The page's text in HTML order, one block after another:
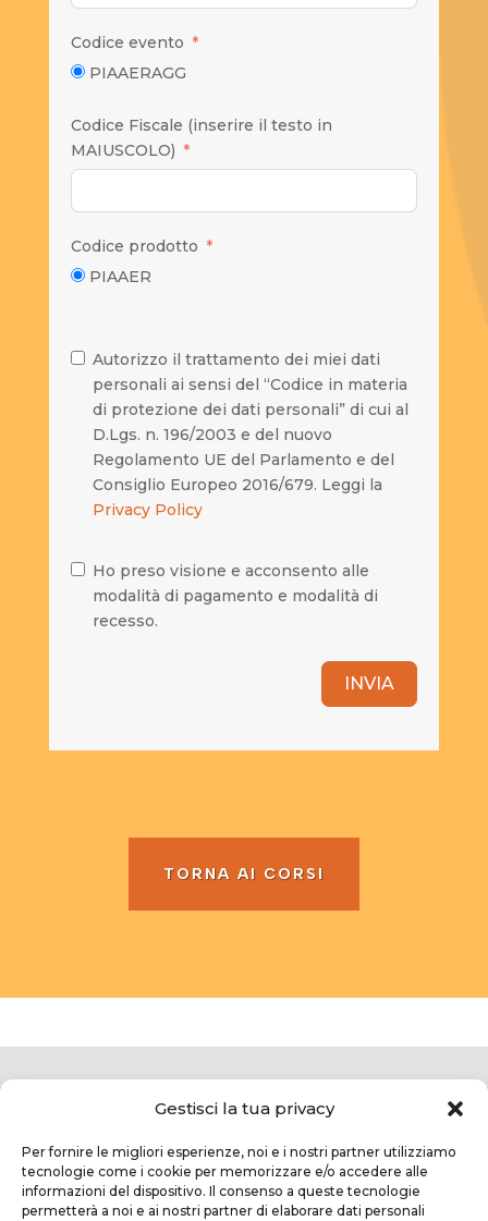
Gestisci la tua privacy
Per fornire le migliori esperienze, noi e i nostri partner utilizziamo
tecnologie come i cookie per memorizzare e/o accedere alle
informazioni del dispositivo. Il consenso a queste tecnologie
permetterà a noi e ai nostri partner di elaborare dati personali
Codice evento
PIAAERAGG
Codice Fiscale (inserire il testo in
MAIUSCOLO)
Codice prodotto
PIAAER
Autorizzo il trattamento dei miei dati
personali ai sensi del “Codice in materia
di protezione dei dati personali” di cui al
D.Lgs. n. 196/2003 e del nuovo
Regolamento UE del Parlamento e del
Consiglio Europeo 2016/679. Leggi la
Privacy Policy
Ho preso visione e acconsento alle
modalità di pagamento e modalità di
recesso.
INVIA
TORNA AI CORSI